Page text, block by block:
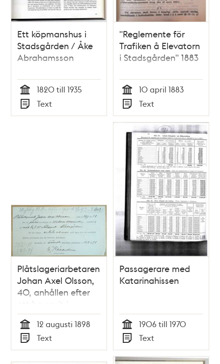
Ett köpmanshus i
Stadsgården / Åke
Abrahamsson
Tid
1820 till 1935
Typ
Text
"Reglemente för
Trafiken å Elevatorn
i Stadsgården" 1883
Tid
10 april 1883
Typ
Text
Plåtslageriarbetaren
Johan Axel Olsson,
40, anhållen efter
att ha sovit i
Stadsgården 12
augusti 1898 -
polismeddelande
Tid
12 augusti 1898
Typ
Text
Passagerare med
Katarinahissen
Tid
1906 till 1970
Typ
Text